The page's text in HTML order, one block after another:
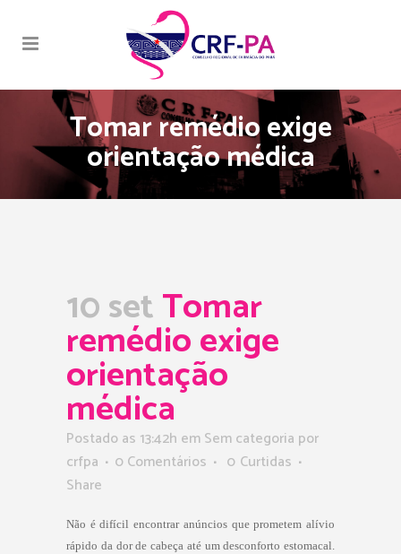
Tomar remédio exige
orientação médica
10 setTomar
remédio exige
orientação
médica
Postado as 13:42h em Sem categoria por
crfpa
0 Comentários 0 Curtidas
Share
Não é difícil encontrar anúncios que prometem alívio
rápido da dor de cabeça até um desconforto estomacal.